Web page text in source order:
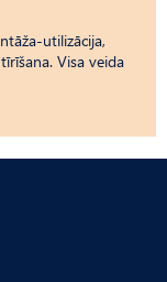
utilizācija,
Visa veida